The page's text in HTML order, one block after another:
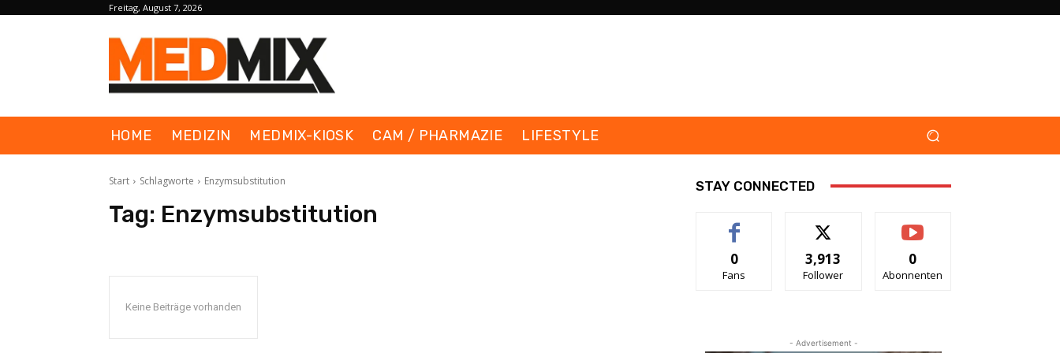
Freitag, August 7, 2026
HOME MEDIZIN MEDMIX-KIOSK CAM / PHARMAZIE LIFESTYLE
Start Schlagworte Enzymsubstitution
Tag: Enzymsubstitution
Keine Beiträge vorhanden
STAY CONNECTED
0
Fans
3,913
Follower
0
Abonnenten
- Advertisement -